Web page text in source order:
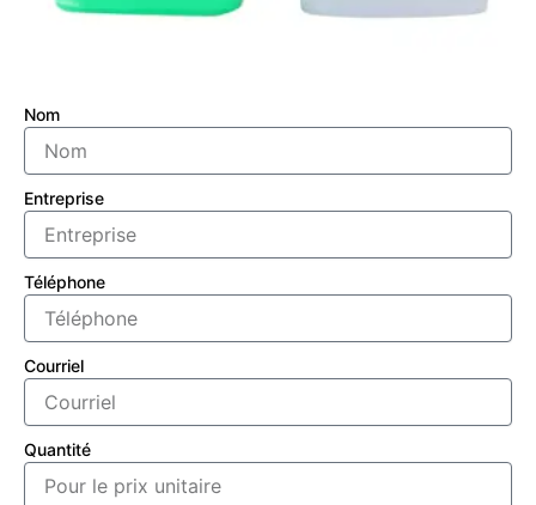
Nom
Entreprise
Téléphone
Courriel
Quantité